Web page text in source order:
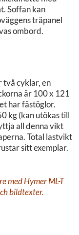
Soffan kan
träpanel
ombord.
två cyklar, en
är 100 x 121
har fästöglor.
kg (kan utökas till
all denna vikt
Total lastvikt
sitt exemplar.
med Hymer ML-T
bildtexter.